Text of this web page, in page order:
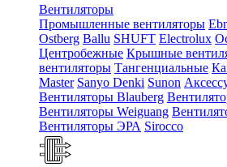
Вентиляторы
Промышленные вентиляторы
Ostberg Ballu SHUFT Electrolux
Центробежные Крышные
вентиляторы Тангенциальные
Master Sanyo Denki Sunon
Вентиляторы Blauberg
Вентиляторы Weiguang
Вентиляторы ЭРА Sirocco